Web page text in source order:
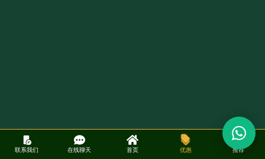
联系我们 在线聊天 首页 优惠 推荐